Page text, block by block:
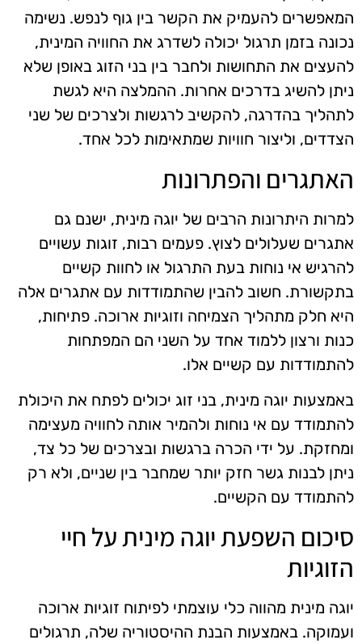
המאפשרים להעמיק את הקשר בין גוף לנפש. נשימה
נכונה בזמן תרגול יכולה לשדרג את החוויה המינית,
להעצים את התחושות ולחבר בין בני הזוג באופן שלא
ניתן להשיג בדרכים אחרות. ההמלצה היא לגשת
לתהליך בהדרגה, להקשיב לרגשות ולצרכים של שני
הצדדים, וליצור חוויות שמתאימות לכל אחד.
האתגרים והפתרונות
למרות היתרונות הרבים של יוגה מינית, ישנם גם
אתגרים שעלולים לצוץ. פעמים רבות, זוגות עשויים
להרגיש אי נוחות בעת התרגול או לחוות קשיים
בתקשורת. חשוב להבין שהתמודדות עם אתגרים אלה
היא חלק מתהליך הצמיחה וזוגיות ארוכה. פתיחות,
כנות ורצון ללמוד אחד על השני הם המפתחות
להתמודדות עם קשיים אלו.
באמצעות יוגה מינית, בני זוג יכולים לפתח את היכולת
להתמודד עם אי נוחות ולהמיר אותה לחוויה מעצימה
ומחזקת. על ידי הכרה ברגשות ובצרכים של כל צד,
ניתן לבנות גשר חזק יותר שמחבר בין שניים, ולא רק
להתמודד עם הקשיים.
סיכום השפעת יוגה מינית על חיי
הזוגיות
יוגה מינית מהווה כלי עוצמתי לפיתוח זוגיות ארוכה
ועמוקה. באמצעות הבנת ההיסטוריה שלה, תרגולים